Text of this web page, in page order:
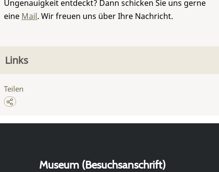
Ungenauigkeit entdeckt? Dann schicken Sie uns gerne
eine Mail. Wir freuen uns über Ihre Nachricht.
Links
Teilen
Museum (Besuchsanschrift)